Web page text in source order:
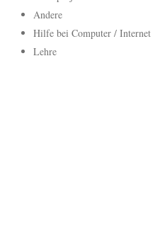
Andere
Hilfe bei Computer / Internet
Lehre